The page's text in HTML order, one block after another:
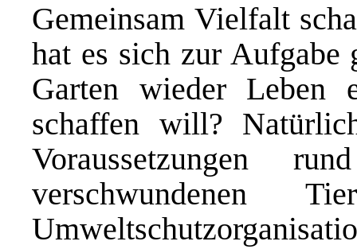
Gemeinsam Vielfalt
hat es sich zur Aufgabe
Garten wieder Leben
schaffen will?
Voraussetzungen
verschwundenen